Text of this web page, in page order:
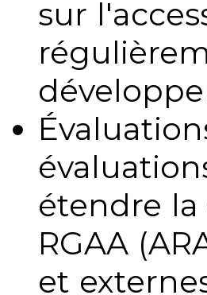
sur
étendre
RGAA
et